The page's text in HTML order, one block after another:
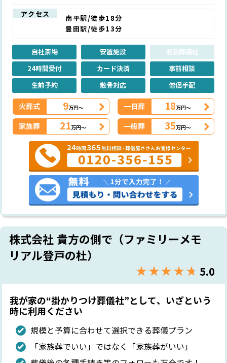
アクセス
南平駅/徒歩18分
豊田駅/徒歩13分
自社斎場 安置施設
老舗葬儀社
24時間受付
カード決済
事前相談
生前予約
散骨対応 僧侶手配
火葬式 9万円～ 一日葬 18万円～
家族葬 21万円～ 一般葬 35万円～
株式会社 貴方の側で（ファミリーメモ
リアル登戸の杜）
★★★★★
☆☆☆☆☆ 5.0
我が家の“掛かりつけ葬儀社”として、いざという
時に利用ください
規模と予算に合わせて選択できる葬儀プラン
「家族葬でいい」ではなく「家族葬がいい」